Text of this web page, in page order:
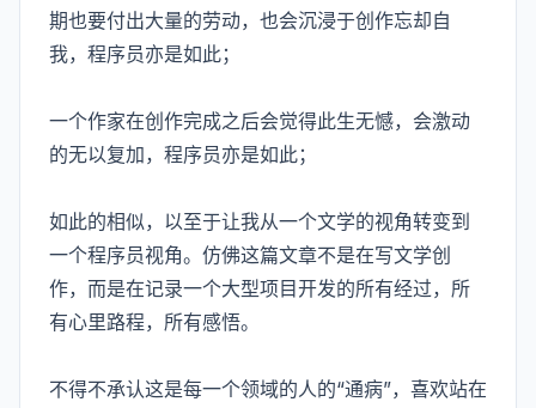
期也要付出大量的劳动，也会沉浸于创作忘却自
我，程序员亦是如此；
一个作家在创作完成之后会觉得此生无憾，会激动
的无以复加，程序员亦是如此；
如此的相似，以至于让我从一个文学的视角转变到
一个程序员视角。仿佛这篇文章不是在写文学创
作，而是在记录一个大型项目开发的所有经过，所
有心里路程，所有感悟。
不得不承认这是每一个领域的人的“通病”，喜欢站在